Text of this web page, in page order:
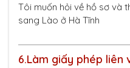
Tôi muốn hỏi về hồ sơ và
sang Lào ở Hà Tĩnh
6.Làm giấy phép liên